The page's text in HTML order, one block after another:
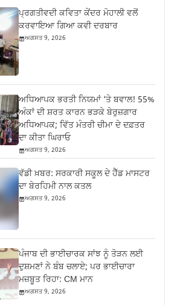
ਪ੍ਰਗਤੀਵਦੀ ਕਵਿਤਾ ਕੇਂਦਰ ਮੋਹਾਲੀ ਵਲੋਂ
ਕਰਵਾਇਆ ਗਿਆ ਕਵੀ ਦਰਬਾਰ
ਅਗਸਤ 9, 2026
ਅਧਿਆਪਕ ਭਰਤੀ ਨਿਯਮਾਂ ‘ਤੇ ਬਵਾਲ! 55%
ਅੰਕਾਂ ਦੀ ਸ਼ਰਤ ਕਾਰਨ ਭੜਕੇ ਬੇਰੁਜ਼ਗਾਰ
ਅਧਿਆਪਕ; ਵਿੱਤ ਮੰਤਰੀ ਚੀਮਾ ਦੇ ਦਫ਼ਤਰ
ਦਾ ਕੀਤਾ ਘਿਰਾਓ
ਅਗਸਤ 9, 2026
ਵੱਡੀ ਖ਼ਬਰ: ਸਰਕਾਰੀ ਸਕੂਲ ਦੇ ਹੈੱਡ ਮਾਸਟਰ
ਦਾ ਬੇਰਹਿਮੀ ਨਾਲ ਕਤਲ
ਅਗਸਤ 9, 2026
ਪੰਜਾਬ ਦੀ ਭਾਈਚਾਰਕ ਸਾਂਝ ਨੂੰ ਤੋੜਨ ਲਈ
ਦੁਸ਼ਮਣਾਂ ਨੇ ਬੰਬ ਚਲਾਏ; ਪਰ ਭਾਈਚਾਰਾ
ਮਜ਼ਬੂਤ ਰਿਹਾ: CM ਮਾਨ
ਅਗਸਤ 9, 2026